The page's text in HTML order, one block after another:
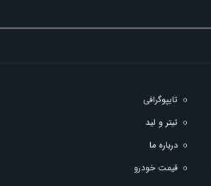
تایپوگرافی
تیتر و لید
درباره ما
قیمت خودرو